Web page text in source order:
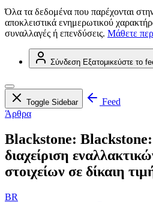
Όλα τα δεδομένα που παρέχονται
αποκλειστικά ενημερωτικού
συναλλαγές ή επενδύσεις. Μάθετε
Σύνδεση Εξατομικεύστε το
Toggle Sidebar
Feed
Άρθρα
Blackstone: Blackstone:
διαχείριση
στοιχείων σε δίκαιη
BR